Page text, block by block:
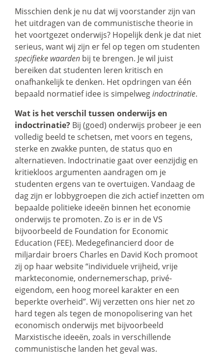
Misschien denk je nu dat wij voorstander zijn van
het uitdragen van de communistische theorie in
het voortgezet onderwijs? Hopelijk denk je dat niet
serieus, want wij zijn er fel op tegen om studenten
specifieke waarden bij te brengen. Je wil juist
bereiken dat studenten leren kritisch en
onafhankelijk te denken. Het opdringen van één
bepaald normatief idee is simpelwegindoctrinatie.
Wat is het verschil tussen onderwijs en
indoctrinatie? Bij (goed) onderwijs probeer je een
volledig beeld te schetsen, met voors en tegens,
sterke en zwakke punten, de status quo en
alternatieven. Indoctrinatie gaat over eenzijdig en
kritiekloos argumenten aandragen om je
studenten ergens van te overtuigen. Vandaag de
dag zijn er lobbygroepen die zich actief inzetten om
bepaalde politieke ideeën binnen het economie
onderwijs te promoten. Zo is er in de VS
bijvoorbeeld de Foundation for Economic
Education (FEE). Medegefinancierd door de
miljardair broers Charles en David Koch promoot
zij op haar website “individuele vrijheid, vrije
markteconomie, ondernemerschap, privé-
eigendom, een hoog moreel karakter en een
beperkte overheid”. Wij verzetten ons hier net zo
hard tegen als tegen de monopolisering van het
economisch onderwijs met bijvoorbeeld
Marxistische ideeën, zoals in verschillende
communistische landen het geval was.